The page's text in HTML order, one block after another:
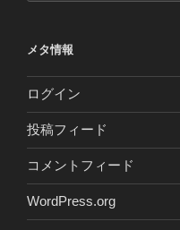
メタ情報
ログイン
投稿フィード
コメントフィード
WordPress.org